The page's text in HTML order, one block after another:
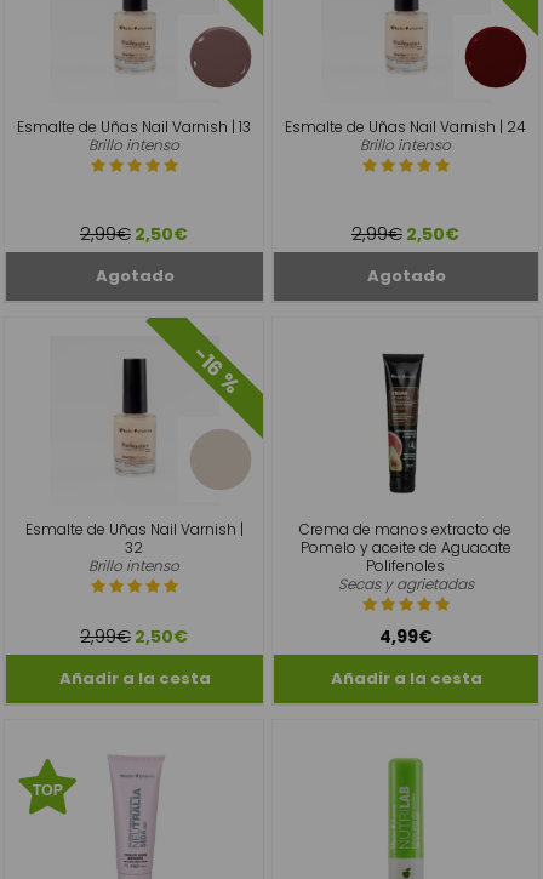
Esmalte de Uñas Nail Varnish | 13
Brillo intenso
2,99€ 2,50€
Esmalte de Uñas Nail Varnish | 24
Brillo intenso
2,99€ 2,50€
Esmalte de Uñas Nail Varnish |
32
Brillo intenso
-16 %
2,99€ 2,50€
Crema de manos extracto de
Pomelo y aceite de Aguacate
Polifenoles
Secas y agrietadas
4,99€